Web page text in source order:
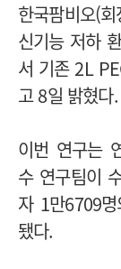
한국팜비오(
신기능 저하
서 기존 2L
고 8일 밝혔다.
이번 연구는
수 연구팀이
자 1만6709
됐다.